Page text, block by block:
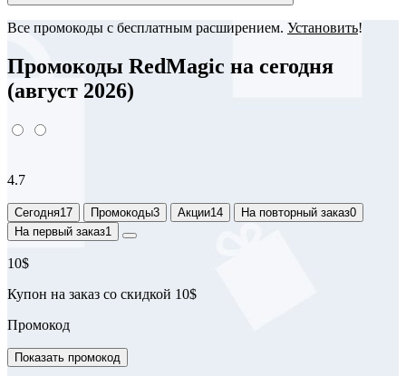
Все промокоды с бесплатным расширением. Установить!
Промокоды RedMagic на сегодня
(август 2026)
4.7
Сегодня17 Промокоды3 Акции14 На повторный заказ0
На первый заказ1
10$
Купон на заказ со скидкой 10$
Промокод
Показать промокод